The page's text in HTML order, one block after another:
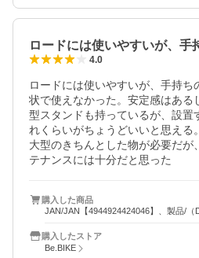
ロードには使いやすいが、
4.0
ロードには使いやすいが、手持
状で使えなかった。安定感はある
型スタンドも持っているが、設置
れくらいがちょうどいいと思える
大型のきちんとした物が必要だが
テナンスには十分だと思った
購入した商品
JAN/JAN【4944924424046】、製品/（
購入したストア
Be.BIKE